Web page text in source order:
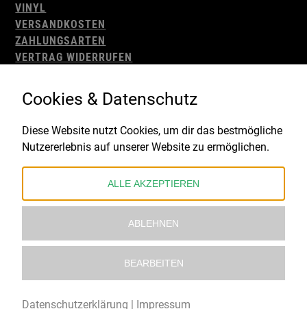
VINYL
VERSANDKOSTEN
ZAHLUNGSARTEN
VERTRAG WIDERRUFEN
WIDERRUFSBELEHRUNG
IMPRESSUM
Gefördert durch:
Cookies & Datenschutz
Diese Website nutzt Cookies, um dir das bestmögliche
Nutzererlebnis auf unserer Website zu ermöglichen.
ALLE AKZEPTIEREN
ABLEHNEN
BEARBEITEN
Datenschutzerklärung | Impressum